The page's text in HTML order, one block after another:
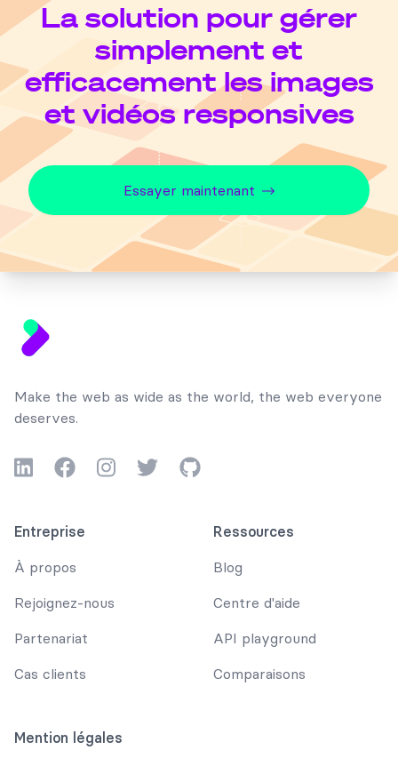
La solution pour gérer
simplement et
efficacement les images
et vidéos responsives
Essayer maintenant
Make the web as wide as the world, the web everyone
deserves.
LinkedInFacebook
Instagram
TwitterGitHub
Entreprise
À propos
Rejoignez-nous
Partenariat
Cas clients
Mention légales
Ressources
Blog
Centre d'aide
API playground
Comparaisons